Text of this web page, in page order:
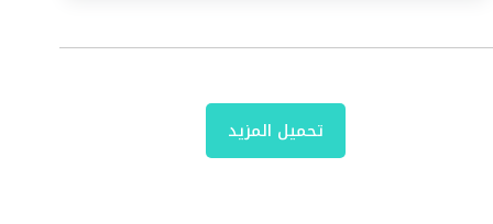
تحميل المزيد